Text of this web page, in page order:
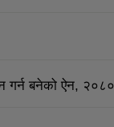
गर्न बनेको ऐन, २०८०